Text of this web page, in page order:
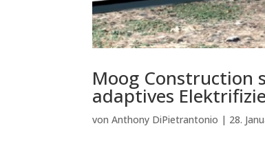
Moog Construction
adaptives
vonAnthony DiPietrantonio | 28.